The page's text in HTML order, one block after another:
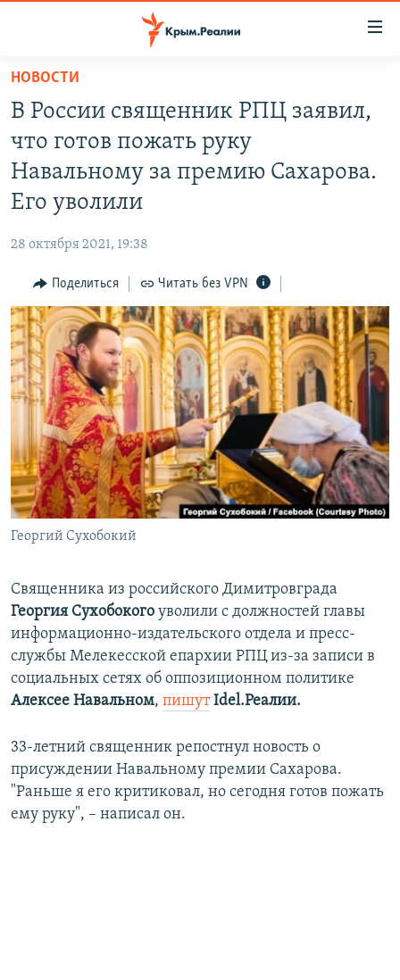
Вернуться
основному
содержанию
Вернутся
главной
Вернутся
поиску
ВОДА
ИСТОРИЯ
ИНТЕРАКТИВ
ИНФОГРАФИКА
ТЕЛЕПРОЕКТ КРЫМ.РЕАЛИИ
СОВЕТЫ ПРАВОЗАЩИТНИКОВ
ПРОПАВШИЕ БЕЗ ВЕСТИ
ПОБЕДИТЕЛЕЙ НЕ СУДЯТ?
КРЫМ.НЕПОКОРЕННЫЙ
ELIFBE
УКРАИНСКАЯ ПРОБЛЕМА КРЫМА
РАДІО СВОБОДА
КАК ОБОЙТИ БЛОКИРОВКУ
Українською
Qırımtatar
ПРИСОЕДИНЯЙТЕСЬ!
Все сайты RFE/RL
НОВОСТИ
В России священник РПЦ заявил,
что готов пожать руку
Навальному за премию Сахарова.
Его уволили
28 октября 2021, 19:38
Поделиться Читать без VPN
Георгий Сухобокий
Священника из российского Димитровграда
Георгия Сухобокого уволили с должностей главы
информационно-издательского отдела и пресс-
службы Мелекесской епархии РПЦ из-за записи в
социальных сетях об оппозиционном политике
Алексее Навальном, пишутIdel.Реалии.
33-летний священник репостнул новость о
присуждении Навальному премии Сахарова.
"Раньше я его критиковал, но сегодня готов пожать
ему руку", – написал он.